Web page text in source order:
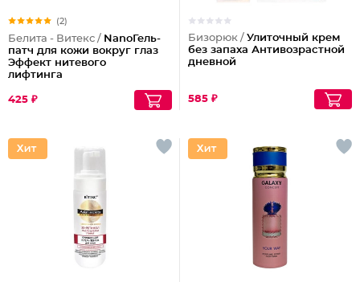
(2)
Белита - Витекс / NanoГель-
патч для кожи вокруг глаз
Эффект нитевого
лифтинга
425 ₽
Бизорюк / Улиточный крем
без запаха Антивозрастной
дневной
585 ₽